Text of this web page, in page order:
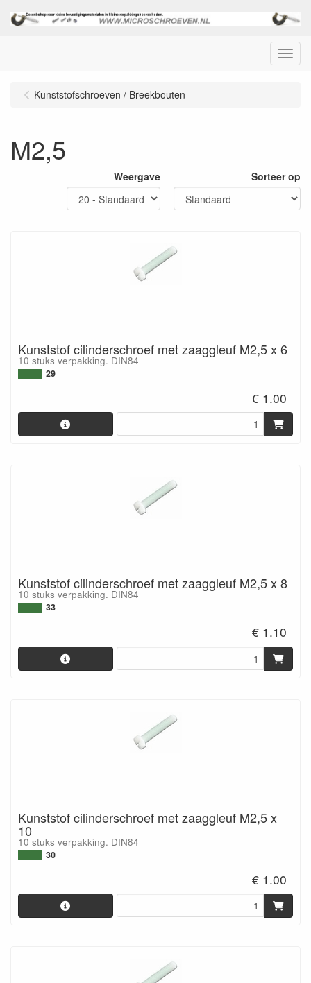
Menu
Kunststofschroeven / Breekbouten
M2,5
Weergave Sorteer op
Kunststof cilinderschroef met zaaggleuf M2,5 x 6
10 stuks verpakking. DIN84
29
€ 1.00
Kunststof cilinderschroef met zaaggleuf M2,5 x 8
10 stuks verpakking. DIN84
33
€ 1.10
Kunststof cilinderschroef met zaaggleuf M2,5 x
10
10 stuks verpakking. DIN84
30
€ 1.00